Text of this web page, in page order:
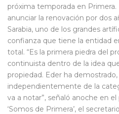
próxima temporada en Primera.
anunciar la renovación por dos
Sarabia, uno de los grandes
confianza que tiene la entidad
total. “Es la primera piedra del
continuista dentro de la idea
propiedad. Eder ha
independientemente de la
va a notar”, señaló anoche en
‘Somos de Primera’, el